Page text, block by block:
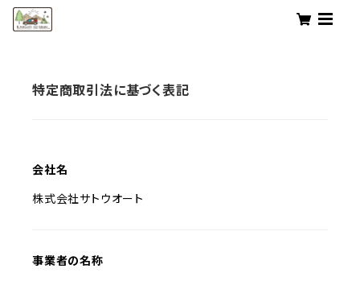
特定商取引法に基づく表記
会社名
株式会社サトウオート
事業者の名称